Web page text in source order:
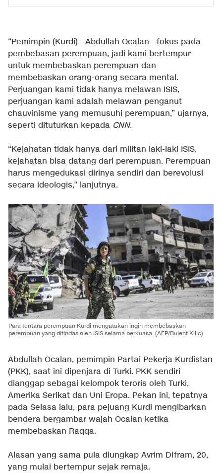
“Pemimpin (Kurdi)—Abdullah Ocalan—fokus pada
pembebasan perempuan, jadi kami bertempur
untuk membebaskan perempuan dan
membebaskan orang-orang secara mental.
Perjuangan kami tidak hanya melawan ISIS,
perjuangan kami adalah melawan penganut
chauvinisme yang memusuhi perempuan,” ujarnya,
seperti dituturkan kepada CNN.
“Kejahatan tidak hanya dari militan laki-laki ISIS,
kejahatan bisa datang dari perempuan. Perempuan
harus mengedukasi dirinya sendiri dan berevolusi
secara ideologis,” lanjutnya.
Para tentara perempuan Kurdi mengatakan ingin membebaskan
perempuan yang ditindas oleh ISIS selama berkuasa. (AFP/Bulent Kilic)
Abdullah Ocalan, pemimpin Partai Pekerja Kurdistan
(PKK), saat ini dipenjara di Turki. PKK sendiri
dianggap sebagai kelompok teroris oleh Turki,
Amerika Serikat dan Uni Eropa. Pekan ini, tepatnya
pada Selasa lalu, para pejuang Kurdi mengibarkan
bendera bergambar wajah Ocalan ketika
membebaskan Raqqa.
Alasan yang sama pula diungkap Avrim Difram, 20,
yang mulai bertempur sejak remaja.